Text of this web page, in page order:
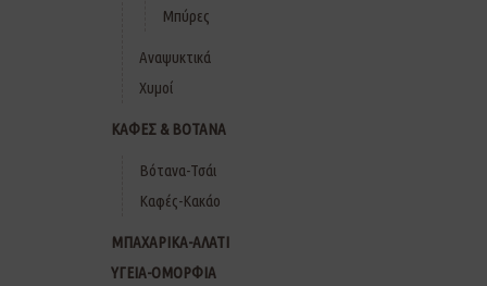
Μπύρες
Αναψυκτικά
Χυμοί
ΚΑΦΕΣ & ΒΟΤΑΝΑ
Βότανα-Τσάι
Καφές-Κακάο
ΜΠΑΧΑΡΙΚΑ-ΑΛΑΤΙ
ΥΓΕΙΑ-ΟΜΟΡΦΙΑ